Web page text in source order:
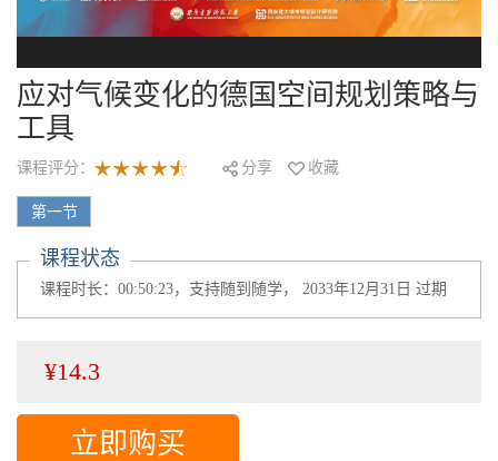
应对气候变化的德国空间规划策略与
工具
课程评分： 分享 收藏
第一节
课程状态
课程时长：00:50:23，支持随到随学， 2033年12月31日 过期
¥14.3
立即购买